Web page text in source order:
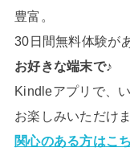
豊富。
30日間無料体験が
お好きな端末で♪
Kindleアプリで、
お楽しみいただけま
関心のある方はこ